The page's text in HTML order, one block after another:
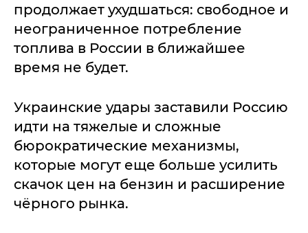
продолжает ухудшаться: свободное и
неограниченное потребление
топлива в России в ближайшее
время не будет.
Украинские удары заставили Россию
идти на тяжелые и сложные
бюрократические механизмы,
которые могут еще больше усилить
скачок цен на бензин и расширение
чёрного рынка.